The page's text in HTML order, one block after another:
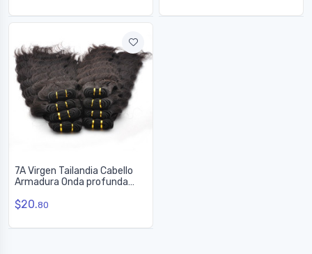
7A Virgen Tailandia Cabello
Armadura Onda profunda
$20.80